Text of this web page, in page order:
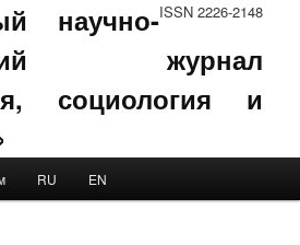
ISSN 2226-2148
научно-
журнал
социология и
RU EN